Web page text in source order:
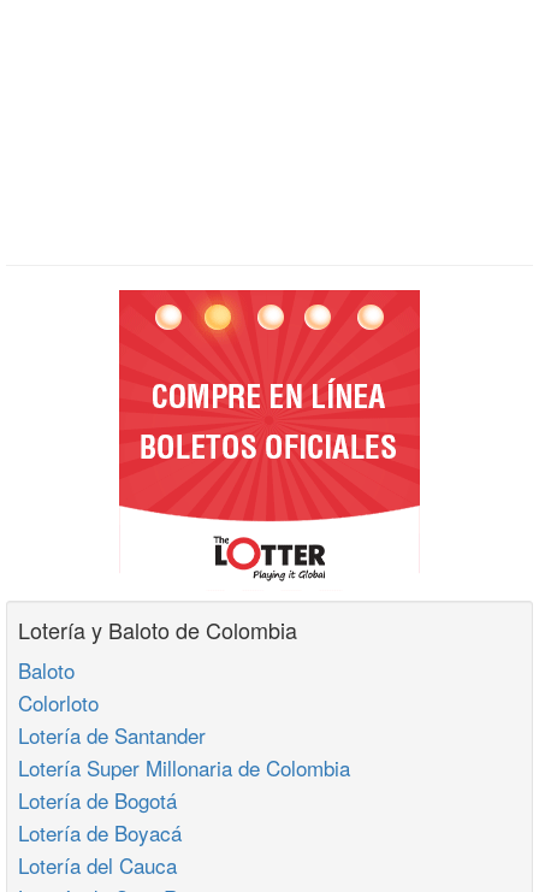
Lotería y Baloto de Colombia
Baloto
Colorloto
Lotería de Santander
Lotería Super Millonaria de Colombia
Lotería de Bogotá
Lotería de Boyacá
Lotería del Cauca